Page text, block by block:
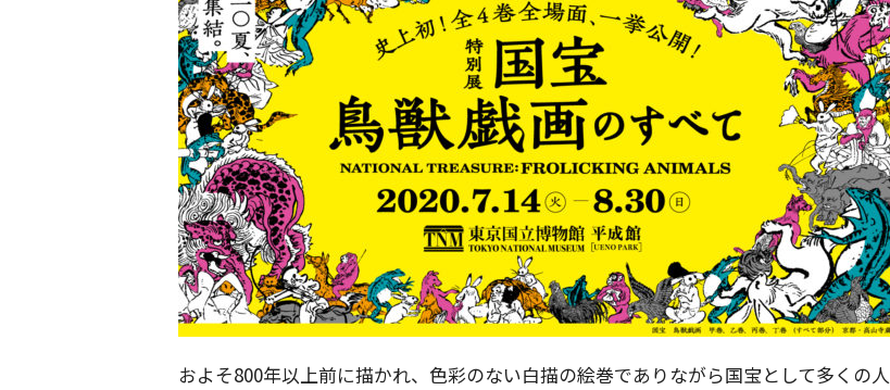
およそ800年以上前に描かれ、色彩のない白描の絵巻でありながら国宝として多くの人